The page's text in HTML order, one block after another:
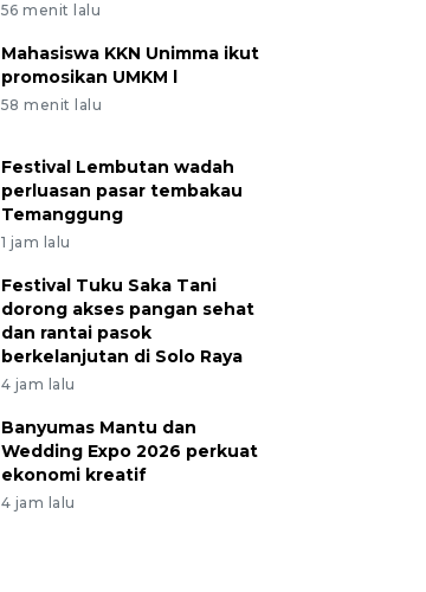
56 menit lalu
Mahasiswa KKN Unimma ikut
promosikan UMKM l
58 menit lalu
Festival Lembutan wadah
perluasan pasar tembakau
Temanggung
1 jam lalu
Festival Tuku Saka Tani
dorong akses pangan sehat
dan rantai pasok
berkelanjutan di Solo Raya
4 jam lalu
Banyumas Mantu dan
Wedding Expo 2026 perkuat
ekonomi kreatif
4 jam lalu